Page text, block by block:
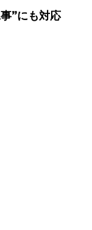
”にも対応